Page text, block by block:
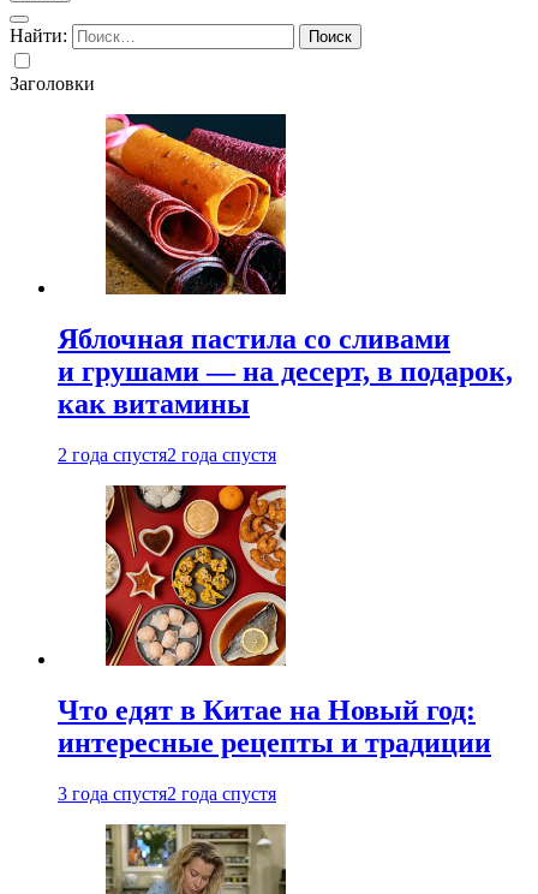
Найти:
Заголовки
Яблочная пастила со сливами
и грушами — на десерт, в подарок,
как витамины
2 года спустя2 года спустя
Что едят в Китае на Новый год:
интересные рецепты и традиции
3 года спустя2 года спустя